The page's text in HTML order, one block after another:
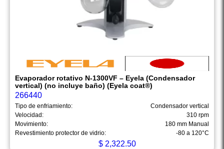
Evaporador rotativo N-1300VF – Eyela (Condensador
vertical) (no incluye baño) (Eyela coat®)
266440
Tipo de enfriamiento:
Condensador vertical
Velocidad:
310 rpm
Movimiento:
180 mm Manual
Revestimiento protector de vidrio:
-80 a 120°C
$2,322.50